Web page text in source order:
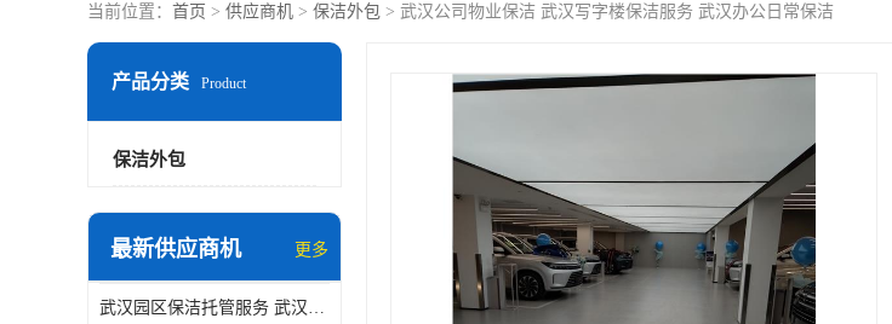
当前位置： 首页 > 供应商机 > 保洁外包 > 武汉公司物业保洁 武汉写字楼保洁服务 武汉办公日常保洁
产品分类 Product
保洁外包
最新供应商机 更多
武汉园区保洁托管服务 武汉运动场馆勤杂外包 武汉餐饮勤杂服务托管